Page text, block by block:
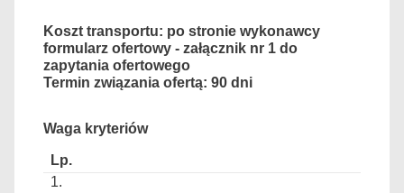
Koszt transportu: po stronie wykonawcy
formularz ofertowy - załącznik nr 1 do
zapytania ofertowego
Termin związania ofertą: 90 dni
Waga kryteriów
1.